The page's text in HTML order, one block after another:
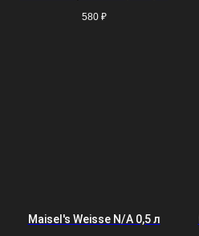
580 ₽
Maisel's Weisse N/A 0,5 л